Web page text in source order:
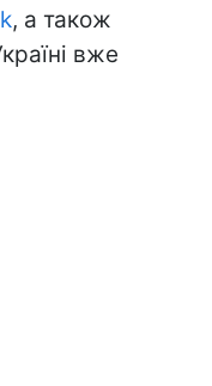
, а також
вже